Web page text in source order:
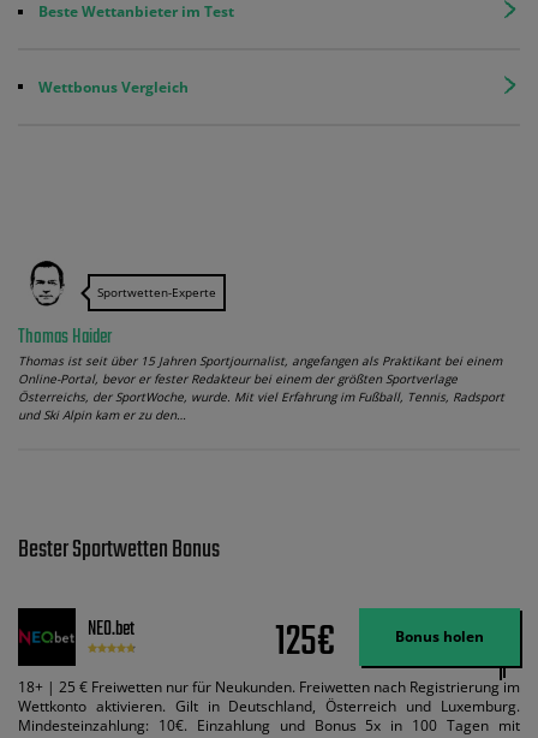
Beste Wettanbieter im Test
Wettbonus Vergleich
Sportwetten-Experte
Thomas Haider
Thomas ist seit über 15 Jahren Sportjournalist, angefangen als Praktikant bei einem
Online-Portal, bevor er fester Redakteur bei einem der größten Sportverlage
Österreichs, der SportWoche, wurde. Mit viel Erfahrung im Fußball, Tennis, Radsport
und Ski Alpin kam er zu den…
Bester Sportwetten Bonus
NEO.bet 125€ Bonus holen
18+ | 25 € Freiwetten nur für Neukunden. Freiwetten nach Registrierung im
Wettkonto aktivieren. Gilt in Deutschland, Österreich und Luxemburg.
Mindesteinzahlung: 10€. Einzahlung und Bonus 5x in 100 Tagen mit